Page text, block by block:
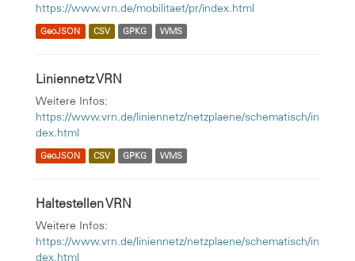
https://www.vrn.de/mobilitaet/pr/index.html
GeoJSON CSV GPKG WMS
Liniennetz VRN
Weitere Infos:
https://www.vrn.de/liniennetz/netzplaene/schematisch/in
dex.html
GeoJSON CSV GPKG WMS
Haltestellen VRN
Weitere Infos:
https://www.vrn.de/liniennetz/netzplaene/schematisch/in
dex.html